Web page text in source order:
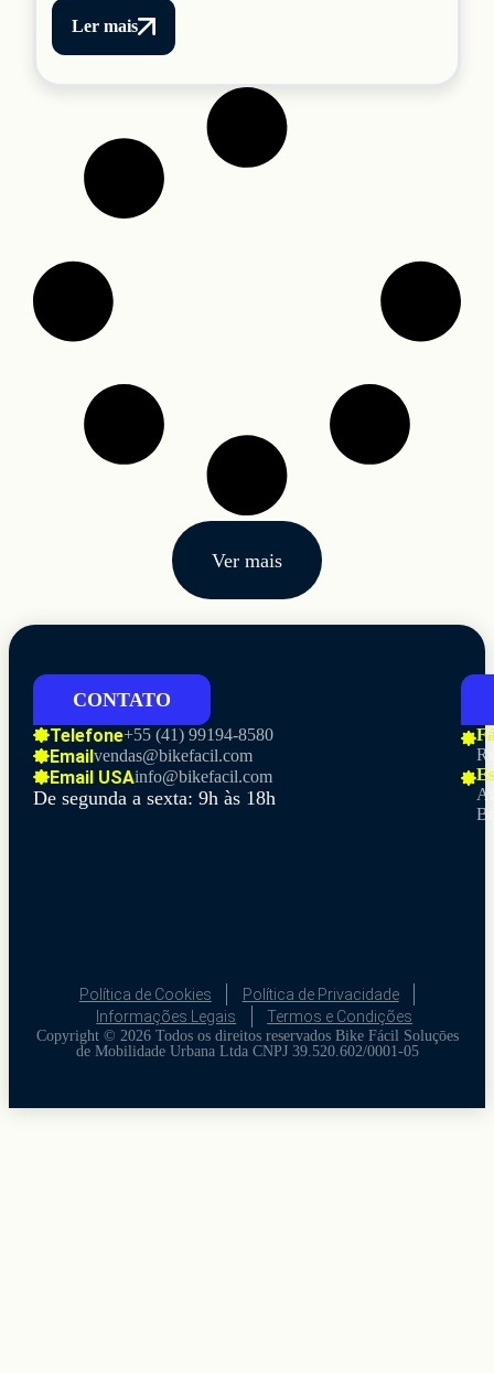
Ler mais
Ver mais
CONTATO
Telefone+55 (41) 99194-8580
Email vendas@bikefacil.com
Email USAinfo@bikefacil.com
De segunda a sexta: 9h às 18h
Política de Cookies
Política de Privacidade
Informações Legais
Termos e Condições
Copyright © 2026 Todos os direitos reservados Bike Fácil Soluçōes
de Mobilidade Urbana Ltda CNPJ 39.520.602/0001-05